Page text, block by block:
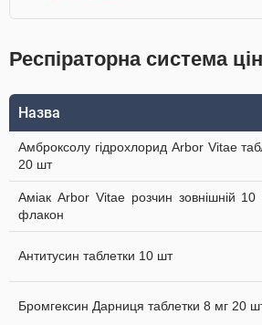
Респіраторна система
Назва
Амброксолу гідрохлорид Arbor Vitae
20 шт
Аміак Arbor Vitae розчин зовнішній
флакон
Антитусин таблетки 10 шт
Бромгексин Дарниця таблетки 8 мг 20